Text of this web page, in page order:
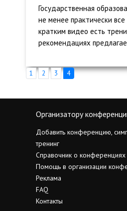
Государственная
не менее практически
кратким видео есть
рекомендациях
1 2 3 4
Организатору
Добавить конференцию,
тренинг
Справочник о конференциях
Помощь в организации
Реклама
FAQ
Контакты